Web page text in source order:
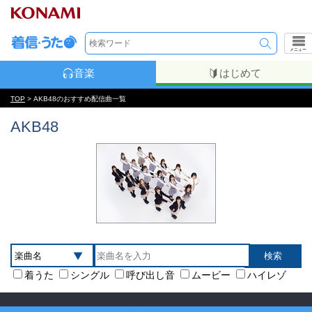
メニュー
音楽 はじめて
TOP > AKB48のおすすめ配信曲一覧
AKB48
着うた シングル 呼び出し音 ムービー ハイレゾ